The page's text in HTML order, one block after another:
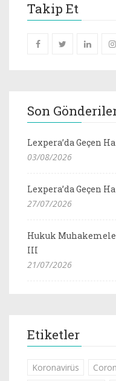
Takip Et
Son
Lexpera’da Geçen
03/08/2026
Lexpera’da Geçen
27/07/2026
Hukuk
III
21/07/2026
Etiketler
Koronavirüs